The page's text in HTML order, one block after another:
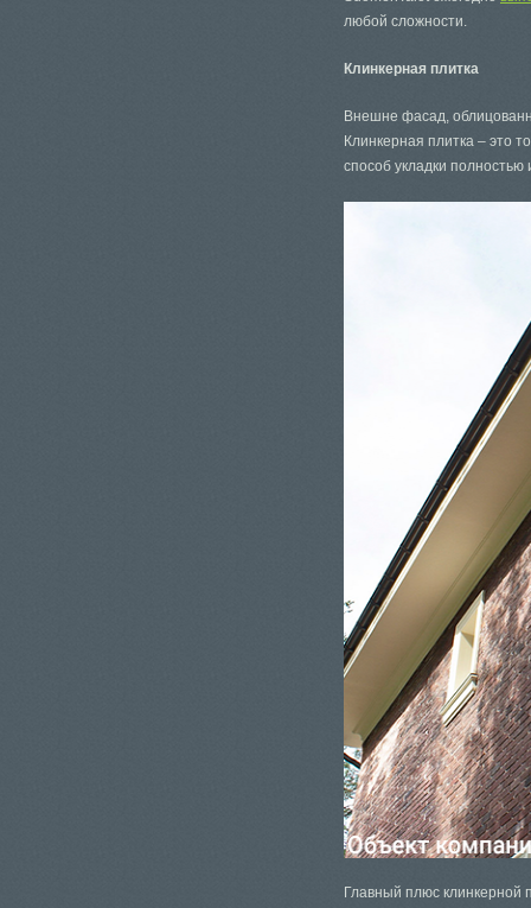
любой сложности.
Клинкерная плитка
Внешне фасад,
Клинкерная плитка – это
способ укладки
Главный плюс клинкерной